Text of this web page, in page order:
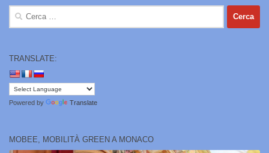
Ricerca
TRANSLATE:
Powered by Translate
MOBEE, MOBILITÀ GREEN A MONACO